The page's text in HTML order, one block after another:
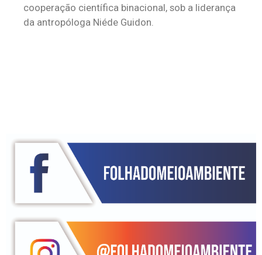
cooperação científica binacional, sob a liderança
da antropóloga Niéde Guidon.